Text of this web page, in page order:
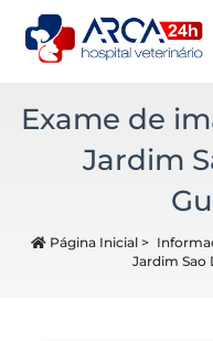
Exame de
Jardim
Página Inicial>
Jardim Sao